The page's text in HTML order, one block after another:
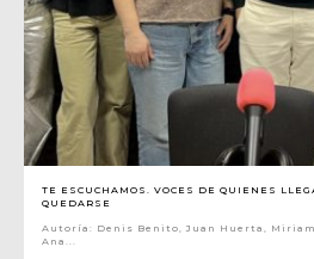
TE ESCUCHAMOS. VOCES DE QUIENES
QUEDARSE
Autoría: Denis Benito, Juan Huerta,
Ana...